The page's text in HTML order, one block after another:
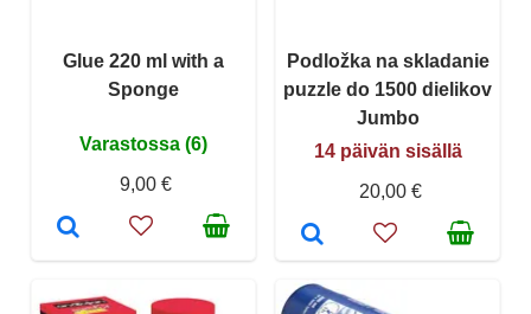
Glue 220 ml with a
Sponge
Varastossa (6)
9,00 €
Podložka na skladanie
puzzle do 1500 dielikov
Jumbo
14 päivän sisällä
20,00 €